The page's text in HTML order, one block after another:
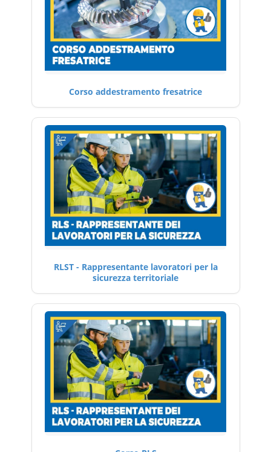
Corso addestramento fresatrice
RLST - Rappresentante lavoratori per la
sicurezza territoriale